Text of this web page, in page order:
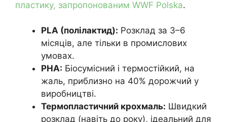
пластику, запропонованим WWF Polska.
PLA (полілактид): Розклад за 3–6
місяців, але тільки в промислових
умовах.
PHA: Біосумісний і термостійкий, на
жаль, приблизно на 40% дорожчий у
виробництві.
Термопластичний крохмаль: Швидкий
розклад (навіть до року), ідеальний для